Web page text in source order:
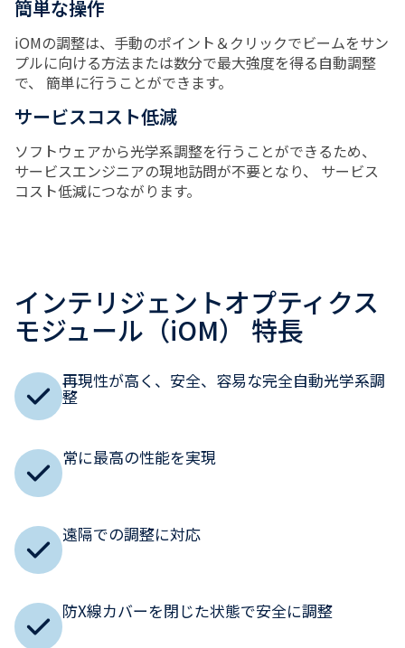
簡単な操作
iOMの調整は、手動のポイント＆クリックでビームをサン
プルに向ける方法または数分で最大強度を得る自動調整
で、 簡単に行うことができます。
サービスコスト低減
ソフトウェアから光学系調整を行うことができるため、
サービスエンジニアの現地訪問が不要となり、 サービス
コスト低減につながります。
インテリジェントオプティクス
モジュール（iOM） 特長
再現性が高く、安全、容易な完全自動光学系調
整
常に最高の性能を実現
遠隔での調整に対応
防X線カバーを閉じた状態で安全に調整